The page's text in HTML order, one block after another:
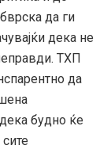
да ги
дека не
ТХП
да
дека будно ќе